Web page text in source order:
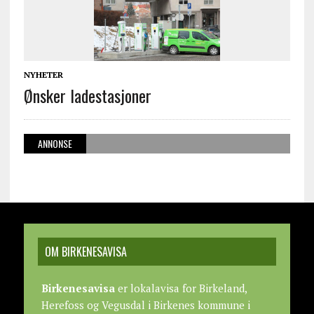
NYHETER
Ønsker ladestasjoner
ANNONSE
OM BIRKENESAVISA
Birkenesavisaer lokalavisa for Birkeland,
Herefoss og Vegusdal i Birkenes kommune i